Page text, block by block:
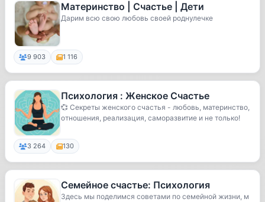
Материнство | Счастье | Дети
Дарим всю свою любовь своей роднулечке
9 903 1 116
Психология : Женское Счастье
💞 Секреты женского счастья - любовь, материнство,
отношения, реализация, саморазвитие и не только!
3 264 130
Семейное счастье: Психология
Здесь мы поделимся советами по семейной жизни, м